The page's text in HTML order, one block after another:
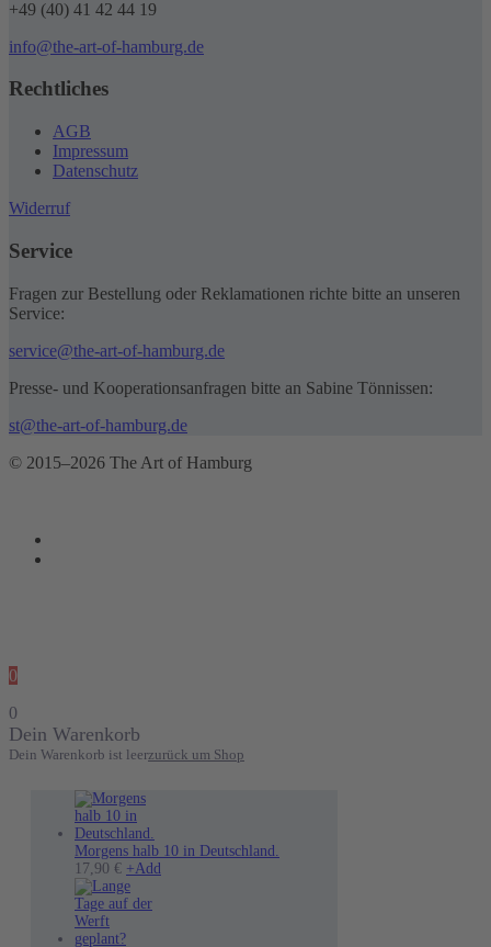
+49 (40) 41 42 44 19
info@the-art-of-hamburg.de
Rechtliches
AGB
Impressum
Datenschutz
Widerruf
Service
Fragen zur Bestellung oder Reklamationen richte bitte an unseren
Service:
service@the-art-of-hamburg.de
Presse- und Kooperationsanfragen bitte an Sabine Tönnissen:
st@the-art-of-hamburg.de
© 2015–2026 The Art of Hamburg
0
0
Dein Warenkorb
Dein Warenkorb ist leerzurück um Shop
Morgens halb 10 in Deutschland.
17,90 € +Add